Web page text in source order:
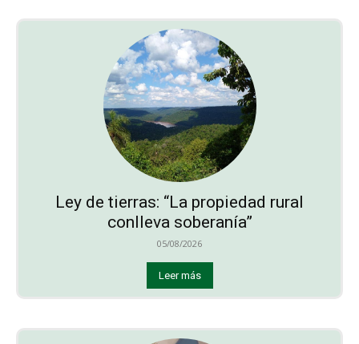
Ley de tierras: “La propiedad rural
conlleva soberanía”
05/08/2026
Leer más